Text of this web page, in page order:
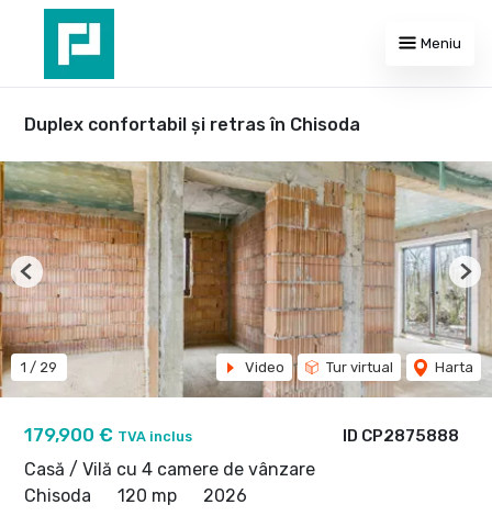
Meniu
Duplex confortabil și retras în Chisoda
ID CP2875888
179,900 € TVA inclus
Casă / Vilă cu 4 camere de vânzare
Chisoda
120 mp 2026
1 / 29 Video Tur virtual Harta
Previous